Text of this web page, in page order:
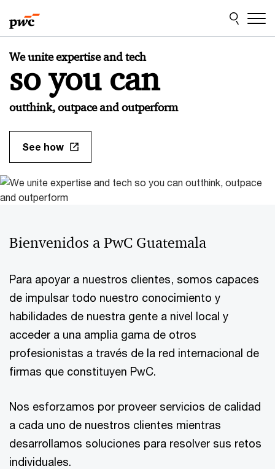
to
content
to
footer
PwC
Guatemala
We unite expertise and tech
so you can
outthink, outpace and outperform
See how
Bienvenidos a PwC Guatemala
Para apoyar a nuestros clientes, somos capaces
de impulsar todo nuestro conocimiento y
habilidades de nuestra gente a nivel local y
acceder a una amplia gama de otros
profesionistas a través de la red internacional de
firmas que constituyen PwC.
Nos esforzamos por proveer servicios de calidad
a cada uno de nuestros clientes mientras
desarrollamos soluciones para resolver sus retos
individuales.